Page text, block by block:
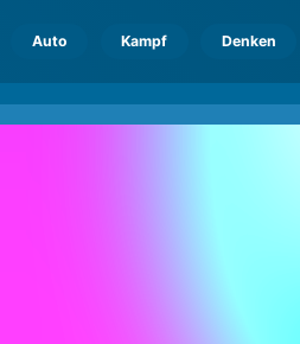
Auto Kampf Denken